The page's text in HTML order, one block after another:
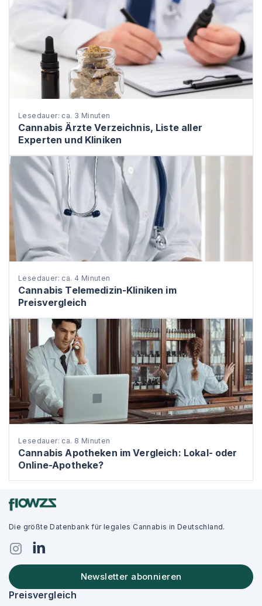
Lesedauer: ca. 3 Minuten
Cannabis Ärzte Verzeichnis, Liste aller
Experten und Kliniken
Lesedauer: ca. 4 Minuten
Cannabis Telemedizin-Kliniken im
Preisvergleich
Lesedauer: ca. 8 Minuten
Cannabis Apotheken im Vergleich: Lokal- oder
Online-Apotheke?
Die größte Datenbank für legales Cannabis in Deutschland.
Newsletter abonnieren
Preisvergleich